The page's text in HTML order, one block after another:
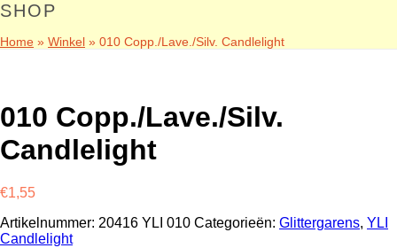
SHOP
Home » Winkel » 010 Copp./Lave./Silv. Candlelight
010 Copp./Lave./Silv.
Candlelight
€1,55
Artikelnummer: 20416 YLI 010 Categorieën: Glittergarens, YLI
Candlelight